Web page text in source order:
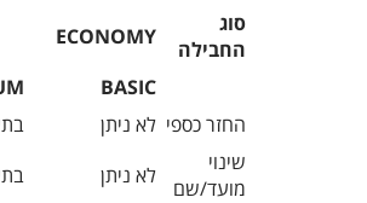
סוג
החבילה
ECONOMY
BASIC
החזר כספי לא ניתן
שינוי
מועד/שם
לא ניתן